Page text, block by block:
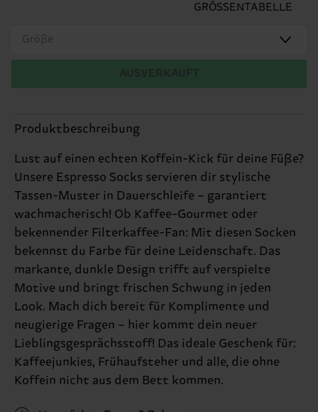
GRÖSSENTABELLE
Größe
Produktbeschreibung
Lust auf einen echten Koffein-Kick für deine Füße?
Unsere Espresso Socks servieren dir stylische
Tassen-Muster in Dauerschleife – garantiert
wachmacherisch! Ob Kaffee-Gourmet oder
bekennender Filterkaffee-Fan: Mit diesen Socken
bekennst du Farbe für deine Leidenschaft. Das
markante, dunkle Design trifft auf verspielte
Motive und bringt frischen Schwung in jeden
Look. Mach dich bereit für Komplimente und
neugierige Fragen – hier kommt dein neuer
Lieblingsgesprächsstoff! Das ideale Geschenk für:
Kaffeejunkies, Frühaufsteher und alle, die ohne
Koffein nicht aus dem Bett kommen.